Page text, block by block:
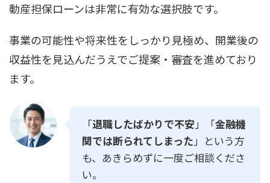
動産担保ローンは非常に有効な選択肢です。
事業の可能性や将来性をしっかり見極め、開業後の
収益性を見込んだうえでご提案・審査を進めており
ます。
「退職したばかりで不安」「金融機
関では断られてしまった」という方
も、あきらめずに一度ご相談くださ
い。